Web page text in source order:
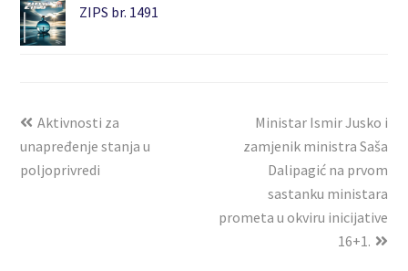
ZIPS br. 1491
Aktivnosti za
unapređenje stanja u
poljoprivredi
Ministar Ismir Jusko i
zamjenik ministra Saša
Dalipagić na prvom
sastanku ministara
prometa u okviru inicijative
16+1.